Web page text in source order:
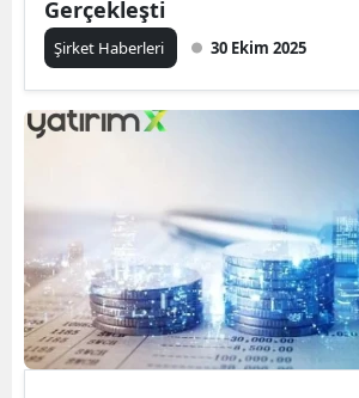
Gerçekleşti
Şirket Haberleri 30 Ekim 2025